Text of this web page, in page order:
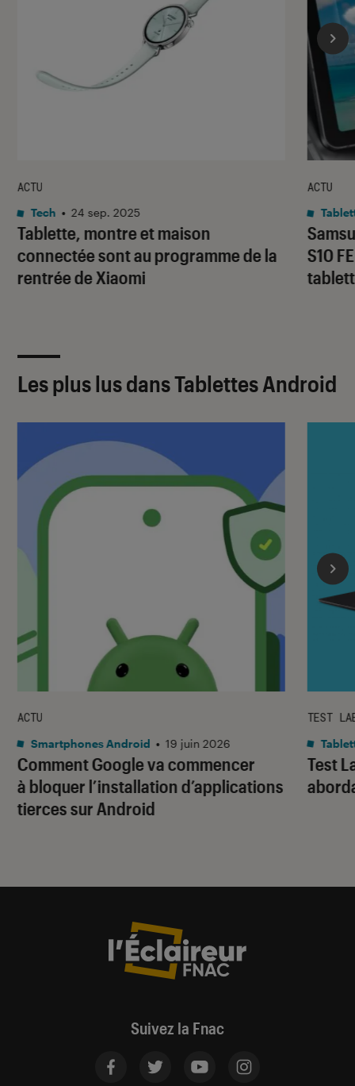
Tablette, montre et maison
connectée sont au programme de la
rentrée de Xiaomi
ACTU
Tech • 24 sep. 2025
S10
ACTU
Les plus lus dans Tablettes Android
Comment Google va commencer
à bloquer l’installation d’applications
tierces sur Android
ACTU
Smartphones Android • 19 juin 2026
Test
TEST
Suivez la Fnac